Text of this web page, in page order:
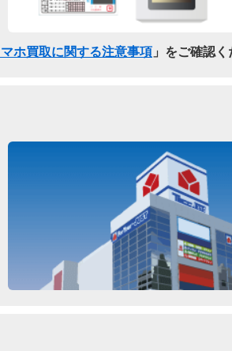
ホ買取に関する注意事項 」をご確認